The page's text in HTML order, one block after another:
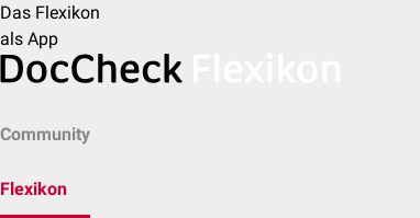
Das Flexikon
als App
Community
Flexikon